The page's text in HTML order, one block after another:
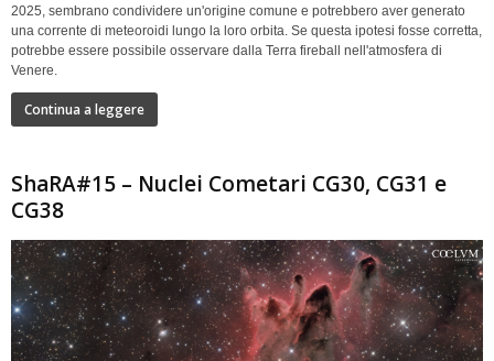
2025, sembrano condividere un'origine comune e potrebbero aver generato
una corrente di meteoroidi lungo la loro orbita. Se questa ipotesi fosse corretta,
potrebbe essere possibile osservare dalla Terra fireball nell'atmosfera di
Venere.
Continua a leggere
ShaRA#15 – Nuclei Cometari CG30, CG31 e
CG38